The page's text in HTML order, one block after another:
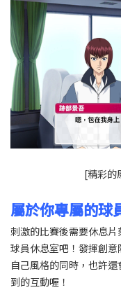
[精彩的
屬於你專屬的球
刺激的比賽後需要休息
球員休息室吧！發揮創
自己風格的同時，也許
到的互動喔！